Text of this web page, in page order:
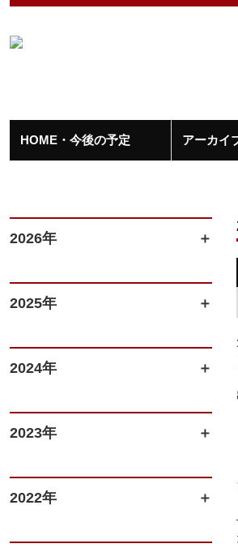
HOME・今後の予定 アーカイ
2026年
2025年
2024年
2023年
2022年